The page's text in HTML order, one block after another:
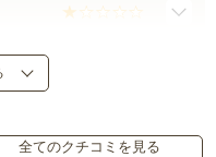
全てのクチコミを見る